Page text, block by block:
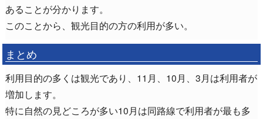
あることが分かります。
このことから、観光目的の方の利用が多い。
まとめ
利用目的の多くは観光であり、11月、10月、3月は利用者が
増加します。
特に自然の見どころが多い10月は同路線で利用者が最も多